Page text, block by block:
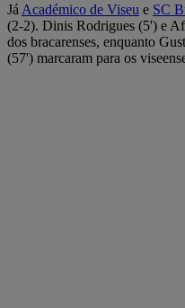
Já Académico de Viseu e SC
(2-2). Dinis Rodrigues (5') e
dos bracarenses, enquanto
(57') marcaram para os